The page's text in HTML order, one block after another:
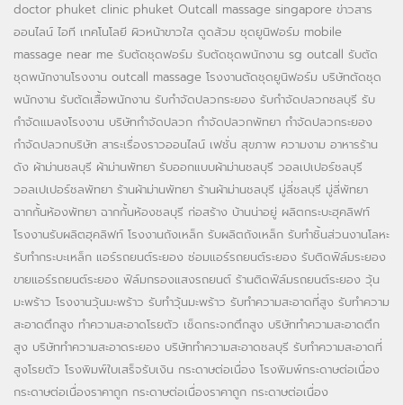
doctor phuket clinic phuket Outcall massage singapore ข่าวสาร
ออนไลน์ ไอที เทคโนโลยี ผิวหน้าขาวใส ดูดส้วม ชุดยูนิฟอร์ม mobile
massage near me รับตัดชุดฟอร์ม รับตัดชุดพนักงาน sg outcall รับตัด
ชุดพนักงานโรงงาน outcall massage โรงงานตัดชุดยูนิฟอร์ม บริษัทตัดชุด
พนักงาน รับตัดเสื้อพนักงาน รับกำจัดปลวกระยอง รับกำจัดปลวกชลบุรี รับ
กำจัดแมลงโรงงาน บริษัทกำจัดปลวก กำจัดปลวกพัทยา กำจัดปลวกระยอง
กำจัดปลวกบริษัท สาระเรื่องราวออนไลน์ เฟชั่น สุขภาพ ความงาม อาหารร้าน
ดัง ผ้าม่านชลบุรี ผ้าม่านพัทยา รับออกแบบผ้าม่านชลบุรี วอลเปเปอร์ชลบุรี
วอลเปเปอร์ชลพัทยา ร้านผ้าม่านพัทยา ร้านผ้าม่านชลบุรี มู่ลี่ชลบุรี มู่ลี่พัทยา
ฉากกั้นห้องพัทยา ฉากกั้นห้องชลบุรี ก่อสร้าง บ้านน่าอยู่ ผลิตกระบะฮุคลิฟท์
โรงงานรับผลิตฮุคลิฟท์ โรงงานถังเหล็ก รับผลิตถังเหล็ก รับทำชิ้นส่วนงานโลหะ
รับทำกระบะเหล็ก แอร์รถยนต์ระยอง ซ่อมแอร์รถยนต์ระยอง รับติดฟิล์มระยอง
ขายแอร์รถยนต์ระยอง ฟิล์มกรองแสงรถยนต์ ร้านติดฟิล์มรถยนต์ระยอง วุ้น
มะพร้าว โรงงานวุ้นมะพร้าว รับทำวุ้นมะพร้าว รับทำความสะอาดที่สูง รับทำความ
สะอาดตึกสูง ทำความสะอาดโรยตัว เช็ดกระจกตึกสูง บริษัททำความสะอาดตึก
สูง บริษัททำความสะอาดระยอง บริษัททำความสะอาดชลบุรี รับทำความสะอาดที่
สูงโรยตัว โรงพิมพ์ใบเสร็จรับเงิน กระดาษต่อเนื่อง โรงพิมพ์กระดาษต่อเนื่อง
กระดาษต่อเนื่องราคาถูก กระดาษต่อเนื่องราคาถูก กระดาษต่อเนื่อง